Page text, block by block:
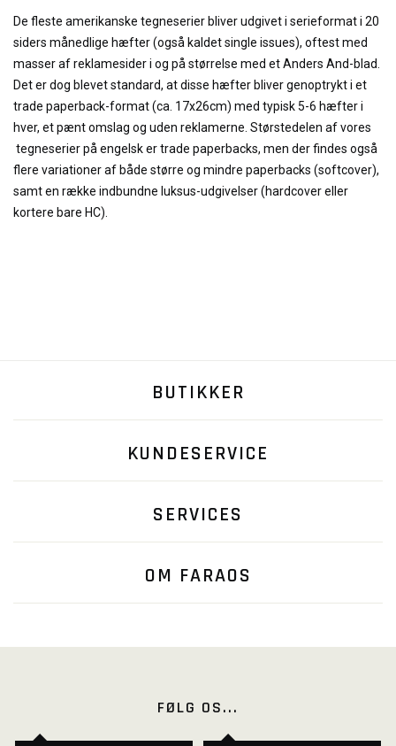
De fleste amerikanske tegneserier bliver udgivet i serieformat i 20
siders månedlige hæfter (også kaldet single issues), oftest med
masser af reklamesider i og på størrelse med et Anders And-blad.
Det er dog blevet standard, at disse hæfter bliver genoptrykt i et
trade paperback-format (ca. 17x26cm) med typisk 5-6 hæfter i
hver, et pænt omslag og uden reklamerne. Størstedelen af vores
tegneserier på engelsk er trade paperbacks, men der findes også
flere variationer af både større og mindre paperbacks (softcover),
samt en række indbundne luksus-udgivelser (hardcover eller
kortere bare HC).
BUTIKKER
KUNDESERVICE
SERVICES
OM FARAOS
FØLG OS...